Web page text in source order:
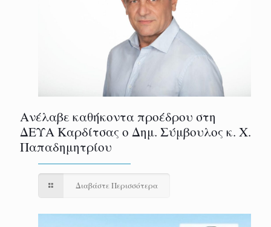
Ανέλαβε καθήκοντα προέδρου στη
ΔΕΥΑ Καρδίτσας ο Δημ. Σύμβουλος κ. Χ.
Παπαδημητρίου
Διαβάστε Περισσότερα